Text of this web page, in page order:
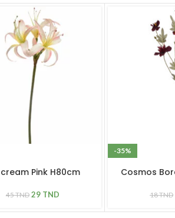
cream Pink H80cm
45TND 29 TND
-35%
Cosmos
18TND